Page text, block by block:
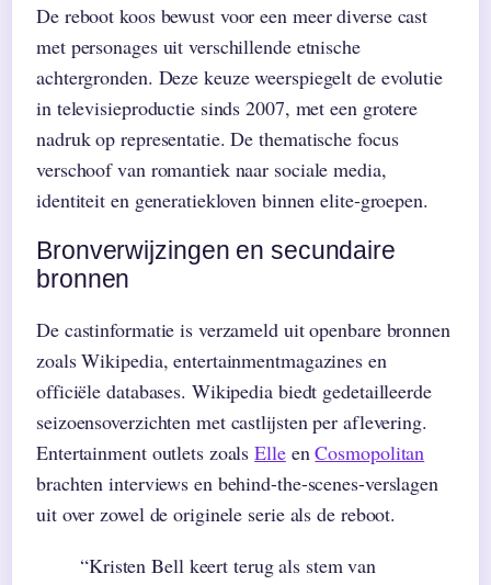
De reboot koos bewust voor een meer diverse cast
met personages uit verschillende etnische
achtergronden. Deze keuze weerspiegelt de evolutie
in televisieproductie sinds 2007, met een grotere
nadruk op representatie. De thematische focus
verschoof van romantiek naar sociale media,
identiteit en generatiekloven binnen elite-groepen.
Bronverwijzingen en secundaire
bronnen
De castinformatie is verzameld uit openbare bronnen
zoals Wikipedia, entertainmentmagazines en
officiële databases. Wikipedia biedt gedetailleerde
seizoensoverzichten met castlijsten per aflevering.
Entertainment outlets zoalsElleenCosmopolitan
brachten interviews en behind-the-scenes-verslagen
uit over zowel de originele serie als de reboot.
“Kristen Bell keert terug als stem van